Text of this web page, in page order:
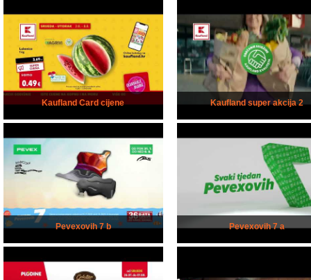
Kaufland Card cijene Kaufland super akcija 2
Pevexovih 7 b Pevexovih 7 a